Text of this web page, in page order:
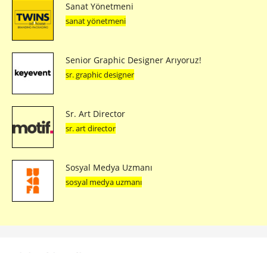
Sanat Yönetmeni
sanat yönetmeni
Senior Graphic Designer Arıyoruz!
sr. graphic designer
Sr. Art Director
sr. art director
Sosyal Medya Uzmanı
sosyal medya uzmanı